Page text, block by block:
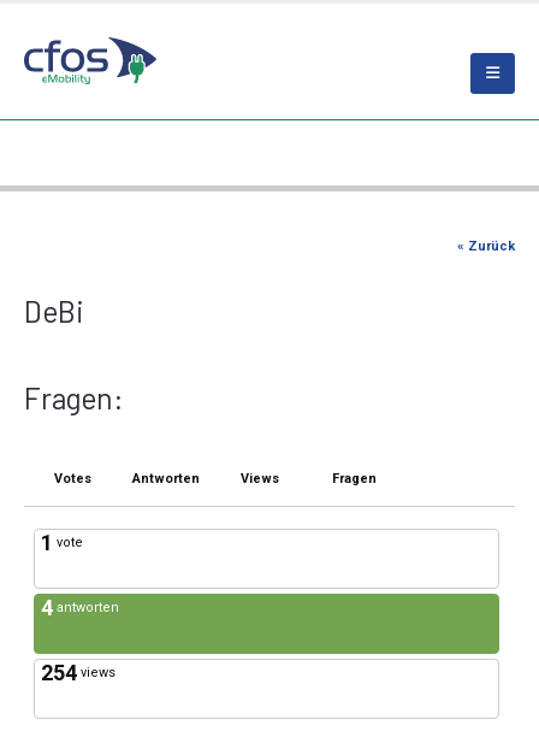
« Zurück
DeBi
Fragen:
Votes Antworten Views Fragen
1 vote
4 antworten
254 views